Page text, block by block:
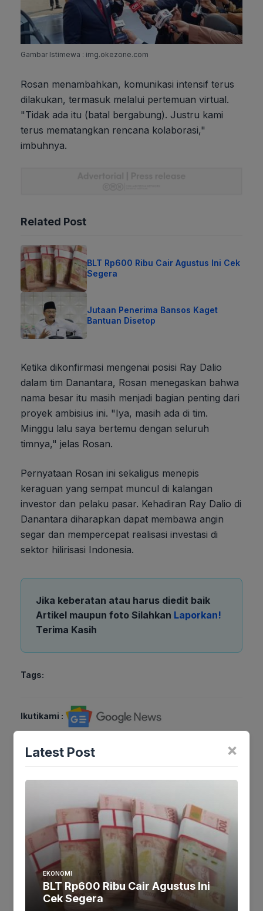
Gambar Istimewa : img.okezone.com
Rosan menambahkan, komunikasi intensif terus
dilakukan, termasuk melalui pertemuan virtual.
"Tidak ada itu (batal bergabung). Justru kami
terus mematangkan rencana kolaborasi,"
imbuhnya.
Related Post
BLT Rp600 Ribu Cair Agustus Ini Cek
Segera
Jutaan Penerima Bansos Kaget
Bantuan Disetop
Ketika dikonfirmasi mengenai posisi Ray Dalio
dalam tim Danantara, Rosan menegaskan bahwa
nama besar itu masih menjadi bagian penting dari
proyek ambisius ini. "Iya, masih ada di tim.
Minggu lalu saya bertemu dengan seluruh
timnya," jelas Rosan.
Pernyataan Rosan ini sekaligus menepis
keraguan yang sempat muncul di kalangan
investor dan pelaku pasar. Kehadiran Ray Dalio di
Danantara diharapkan dapat membawa angin
segar dan mempercepat realisasi investasi di
sektor hilirisasi Indonesia.
Jika keberatan atau harus diedit baik
Artikel maupun foto Silahkan Laporkan!
Terima Kasih
Tags:
Ikutikami :
×
Latest Post
EKONOMI
BLT Rp600 Ribu Cair Agustus Ini
Cek Segera